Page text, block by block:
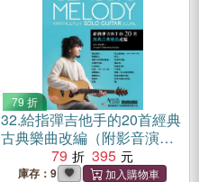
79 折
32.給指彈吉他手的20首經典
古典樂曲改編（附影音演奏
79 395
庫存：9